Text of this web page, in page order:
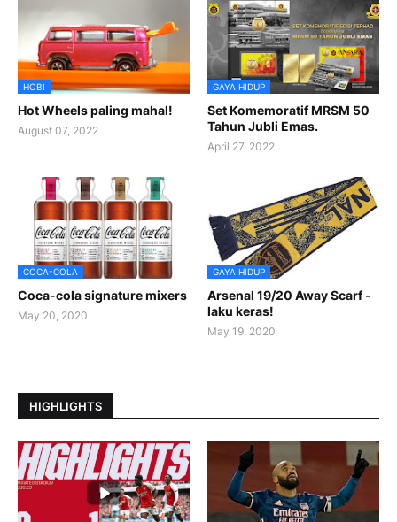
HOBI
Hot Wheels paling mahal!
August 07, 2022
GAYA HIDUP
Set Komemoratif MRSM 50
Tahun Jubli Emas.
April 27, 2022
COCA-COLA
Coca-cola signature mixers
May 20, 2020
GAYA HIDUP
Arsenal 19/20 Away Scarf -
laku keras!
May 19, 2020
HIGHLIGHTS